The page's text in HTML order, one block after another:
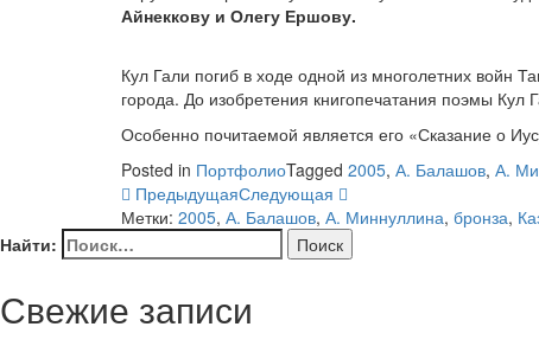
Айнеккову и Олегу Ершову.
Кул Гали погиб в ходе одной из многолетних войн
города. До изобретения книгопечатания поэмы
Особенно почитаемой является его «Сказание о
Posted in ПортфолиоTagged 2005, А. Балашов, А.
ПредыдущаяСледующая
Метки: 2005, А. Балашов, А. Миннуллина, бронза,
Найти:
Свежие записи